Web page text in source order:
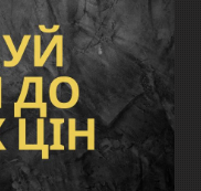
Карта сайта
Угода
користувача